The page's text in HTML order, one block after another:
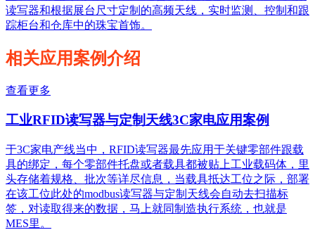
读写器和根据展台尺寸定制的高频天线，实时监测、控制和跟
踪柜台和仓库中的珠宝首饰。
相关应用案例介绍
查看更多
工业RFID读写器与定制天线3C家电应用案例
于3C家电产线当中，RFID读写器最先应用于关键零部件跟载
具的绑定，每个零部件托盘或者载具都被贴上工业载码体，里
头存储着规格、批次等详尽信息，当载具抵达工位之际，部署
在该工位此处的modbus读写器与定制天线会自动去扫描标
签，对读取得来的数据，马上就同制造执行系统，也就是
MES里。